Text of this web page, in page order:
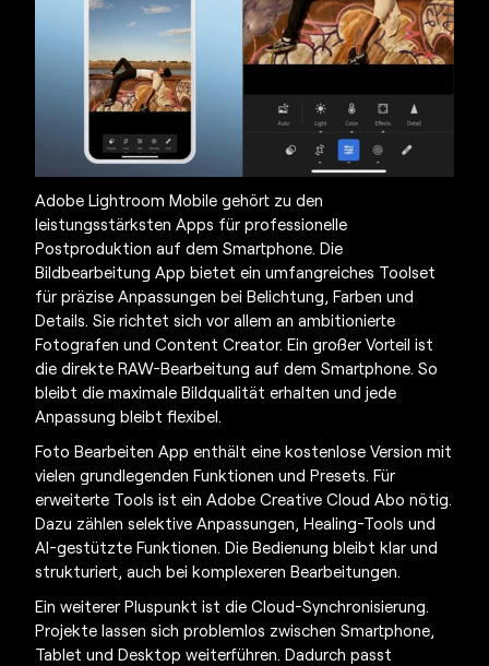
Adobe Lightroom Mobile gehört zu den
leistungsstärksten Apps für professionelle
Postproduktion auf dem Smartphone. Die
Bildbearbeitung App bietet ein umfangreiches Toolset
für präzise Anpassungen bei Belichtung, Farben und
Details. Sie richtet sich vor allem an ambitionierte
Fotografen und Content Creator. Ein großer Vorteil ist
die direkte RAW-Bearbeitung auf dem Smartphone. So
bleibt die maximale Bildqualität erhalten und jede
Anpassung bleibt flexibel.
Foto Bearbeiten App enthält eine kostenlose Version mit
vielen grundlegenden Funktionen und Presets. Für
erweiterte Tools ist ein Adobe Creative Cloud Abo nötig.
Dazu zählen selektive Anpassungen, Healing-Tools und
AI-gestützte Funktionen. Die Bedienung bleibt klar und
strukturiert, auch bei komplexeren Bearbeitungen.
Ein weiterer Pluspunkt ist die Cloud-Synchronisierung.
Projekte lassen sich problemlos zwischen Smartphone,
Tablet und Desktop weiterführen. Dadurch passt